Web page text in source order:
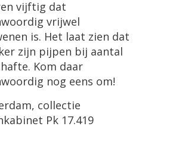
vijftig dat
vrijwel
is. Het laat zien dat
zijn pijpen bij aantal
Kom daar
nog eens om!
collectie
Pk 17.419